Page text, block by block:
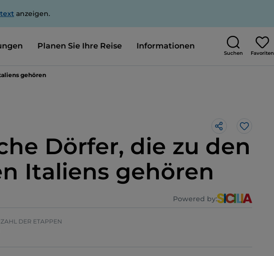
anzeigen.
Planen Sie Ihre Reise Informationen
Suchen Favoriten
gehören
Dörfer, die zu den
Italiens gehören
Powered by:
DER ETAPPEN
Like